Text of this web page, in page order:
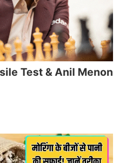
Test & Anil Menon